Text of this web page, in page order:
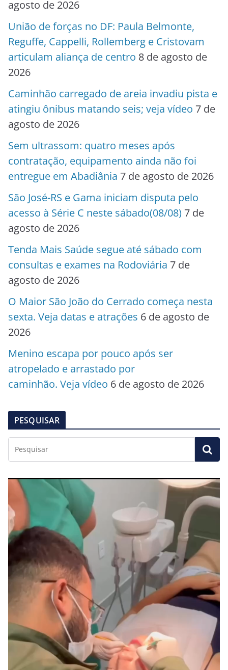
agosto de 2026
União de forças no DF: Paula Belmonte,
Reguffe, Cappelli, Rollemberg e Cristovam
articulam aliança de centro 8 de agosto de
2026
Caminhão carregado de areia invadiu pista e
atingiu ônibus matando seis; veja vídeo 7 de
agosto de 2026
Sem ultrassom: quatro meses após
contratação, equipamento ainda não foi
entregue em Abadiânia 7 de agosto de 2026
São José-RS e Gama iniciam disputa pelo
acesso à Série C neste sábado(08/08) 7 de
agosto de 2026
Tenda Mais Saúde segue até sábado com
consultas e exames na Rodoviária 7 de
agosto de 2026
O Maior São João do Cerrado começa nesta
sexta. Veja datas e atrações 6 de agosto de
2026
Menino escapa por pouco após ser
atropelado e arrastado por
caminhão. Veja vídeo 6 de agosto de 2026
PESQUISAR